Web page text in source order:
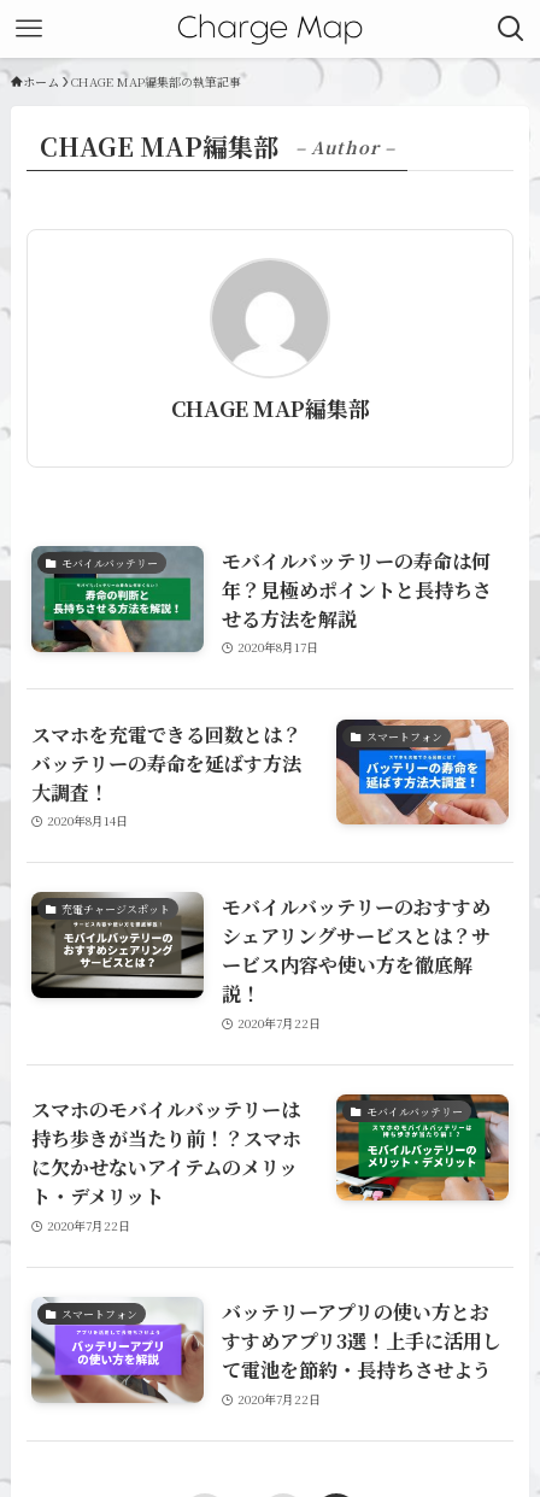
ホーム CHAGE MAP編集部の執筆記事
CHAGE MAP編集部 – Author –
CHAGE MAP編集部
モバイルバッテリー
モバイルバッテリーの寿命は何
年？見極めポイントと長持ちさ
せる方法を解説
2020年8月17日
スマートフォン
スマホを充電できる回数とは？
バッテリーの寿命を延ばす方法
大調査！
2020年8月14日
充電チャージスポット
モバイルバッテリーのおすすめ
シェアリングサービスとは？サ
ービス内容や使い方を徹底解
説！
2020年7月22日
モバイルバッテリー
スマホのモバイルバッテリーは
持ち歩きが当たり前！？スマホ
に欠かせないアイテムのメリッ
ト・デメリット
2020年7月22日
スマートフォン
バッテリーアプリの使い方とお
すすめアプリ3選！上手に活用し
て電池を節約・長持ちさせよう
2020年7月22日